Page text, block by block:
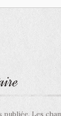
publiée. Les